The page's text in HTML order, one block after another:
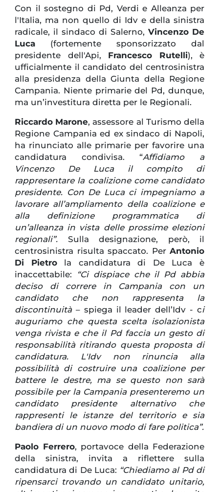
Con il sostegno di Pd, Verdi e Alleanza per
l'Italia, ma non quello di Idv e della sinistra
radicale, il sindaco di Salerno, Vincenzo De
Luca (fortemente sponsorizzato dal
presidente dell'Api, Francesco Rutelli), è
ufficialmente il candidato del centrosinistra
alla presidenza della Giunta della Regione
Campania. Niente primarie del Pd, dunque,
ma un’investitura diretta per le Regionali.
Riccardo Marone, assessore al Turismo della
Regione Campania ed ex sindaco di Napoli,
ha rinunciato alle primarie per favorire una
candidatura condivisa. “Affidiamo a
Vincenzo De Luca il compito di
rappresentare la coalizione come candidato
presidente. Con De Luca ci impegniamo a
lavorare all’ampliamento della coalizione e
alla definizione programmatica di
un’alleanza in vista delle prossime elezioni
regionali”. Sulla designazione, però, il
centrosinistra risulta spaccato. Per Antonio
Di Pietrola candidatura di De Luca è
inaccettabile:
“Ci dispiace che il Pd abbia
deciso di correre in Campania con un
candidato che non rappresenta la
discontinuità– spiega il leader dell’Idv - ci
auguriamo che questa scelta isolazionista
venga rivista e che il Pd faccia un gesto di
responsabilità ritirando questa proposta di
candidatura. L'Idv non rinuncia alla
possibilità di costruire una coalizione per
battere le destre, ma se questo non sarà
possibile per la Campania presenteremo un
candidato presidente alternativo che
rappresenti le istanze del territorio e sia
bandiera di un nuovo modo di fare politica”.
Paolo Ferrero, portavoce della Federazione
della sinistra, invita a riflettere sulla
candidatura di De Luca: “Chiediamo al Pd di
ripensarci trovando un candidato unitario,